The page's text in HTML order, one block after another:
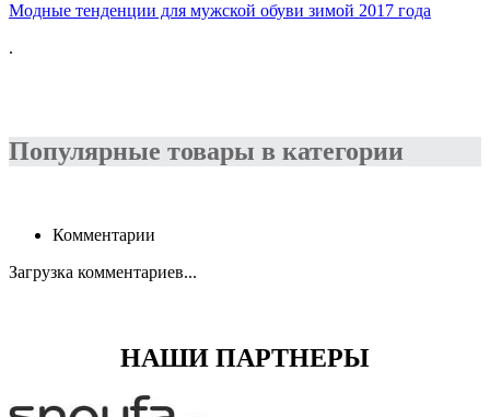
Модные тенденции для мужской обуви зимой 2017 года
.
Популярные товары в категории
Комментарии
Загрузка комментариев...
НАШИ ПАРТНЕРЫ